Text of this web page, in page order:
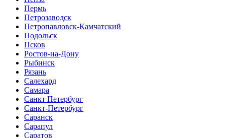
Пермь
Петрозаводск
Петропавловск-Камчатский
Подольск
Псков
Ростов-на-Дону
Рыбинск
Рязань
Салехард
Самара
Санкт Петербург
Санкт-Петербург
Саранск
Сарапул
Саратов